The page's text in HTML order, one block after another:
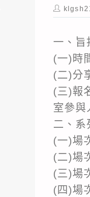
Post
author:
一、旨
(一)時
(二)分
(三)報
室參與
二、系
(一)場
(二)場
(三)場
(四)場